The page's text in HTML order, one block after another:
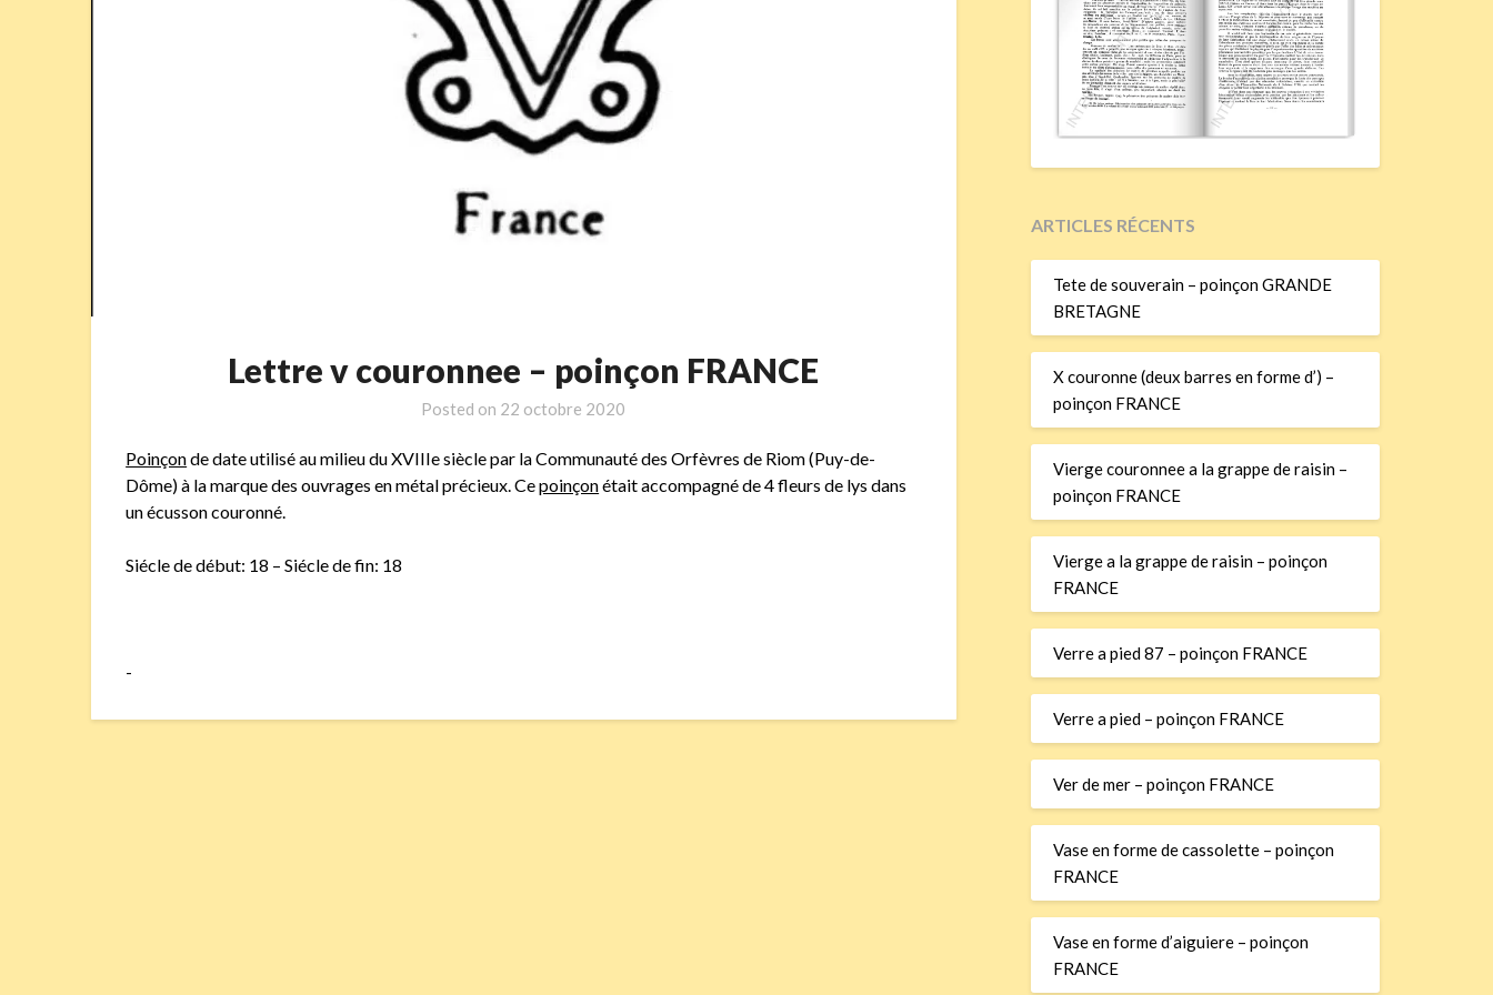
Lettre v couronnee – poinçon FRANCE
Posted on 22 octobre 2020
Poinçonde date utilisé au milieu du XVIIIe siècle par la Communauté des Orfèvres de Riom (Puy-de-
Dôme) à la marque des ouvrages en métal précieux. Cepoinçonétait accompagné de 4 fleurs de lys dans
un écusson couronné.
Siécle de début: 18 – Siécle de fin: 18
-
ARTICLES RÉCENTS
Tete de souverain – poinçon GRANDE
BRETAGNE
X couronne (deux barres en forme d’) –
poinçon FRANCE
Vierge couronnee a la grappe de raisin –
poinçon FRANCE
Vierge a la grappe de raisin – poinçon
FRANCE
Verre a pied 87 – poinçon FRANCE
Verre a pied – poinçon FRANCE
Ver de mer – poinçon FRANCE
Vase en forme de cassolette – poinçon
FRANCE
Vase en forme d’aiguiere – poinçon
FRANCE